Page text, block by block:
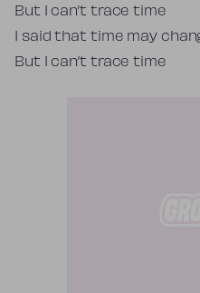
But I can’t trace time
I said that time may
But I can’t trace time